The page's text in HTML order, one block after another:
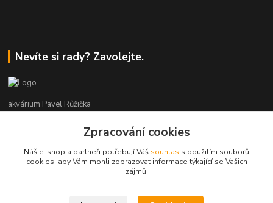
Nevíte si rady? Zavolejte.
akvárium Pavel Růžička
+420 602 118 290
9:00 až 16:00 v pracovní dny
Zpracování cookies
Náš e-shop a partneři potřebují Váš souhlas s použitím souborů
cookies, aby Vám mohli zobrazovat informace týkající se Vašich
zájmů.